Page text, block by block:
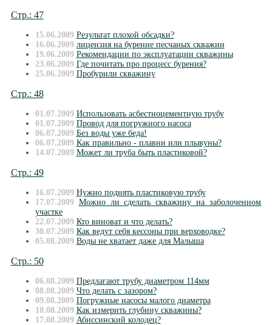
Стр.: 47
15.06.2009 Результат плохой обсадки?
16.06.2009 лицензия на бурение песчаных скважин
19.06.2009 Рекомендации по эксплуатации скважины
23.06.2009 Где почитать про процесс бурения?
25.06.2009 Пробурили скважину
Стр.: 48
01.07.2009 Использовать асбестноцементную трубу
01.07.2009 Провод для погружного насоса
06.07.2009 Без воды уже беда!
06.07.2009 Как правильно - плавни или плывуны?
14.07.2009 Может ли труба быть пластиковой?
Стр.: 49
16.07.2009 Нужно поднять пластиковую трубу
17.07.2009 Можно ли сделать скважину на заболоченном
участке
22.07.2009 Кто виноват и что делать?
30.07.2009 Как ведут себя кессоны при верховодке?
05.08.2009 Воды не хватает даже для Малыша
Стр.: 50
06.08.2009 Предлагают трубу диаметром 114мм
08.08.2009 Что делать с зазором?
09.08.2009 Погружные насосы малого диаметра
10.08.2009 Как измерить глубину скважины?
17.08.2009 Абиссинский колодец?